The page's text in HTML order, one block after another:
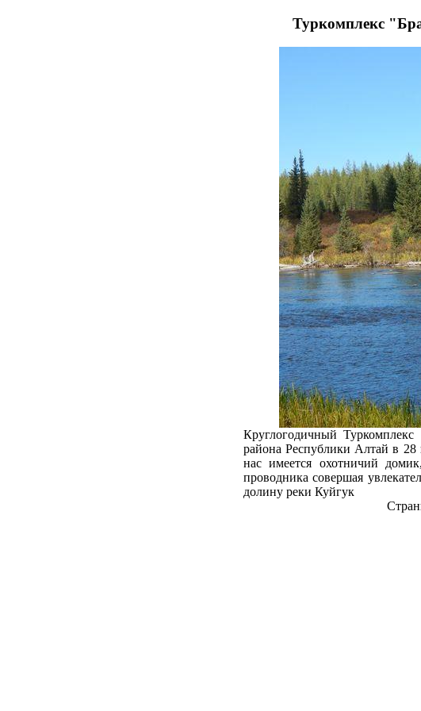
Туркомплекс
Круглогодичный Туркомплекс
района Республики Алтай в 28
нас имеется охотничий
проводника совершая
долину реки Куйгук